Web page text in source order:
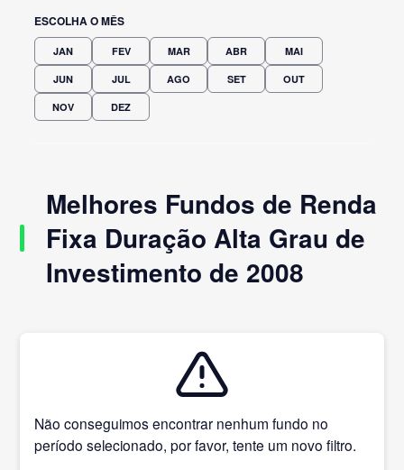
ESCOLHA O MÊS
JAN FEV MAR ABR MAI
JUN JUL AGO SET OUT
NOV DEZ
Melhores Fundos de Renda
Fixa Duração Alta Grau de
Investimento de 2008
Não conseguimos encontrar nenhum fundo no
período selecionado, por favor, tente um novo filtro.